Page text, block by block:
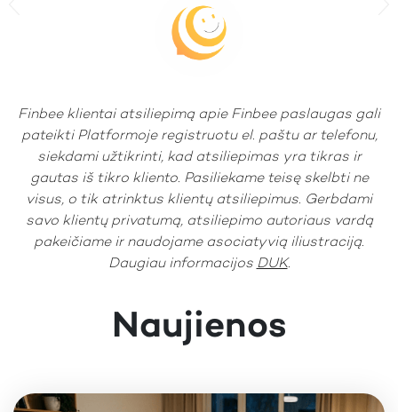
Finbee klientai atsiliepimą apie Finbee paslaugas gali
pateikti Platformoje registruotu el. paštu ar telefonu,
siekdami užtikrinti, kad atsiliepimas yra tikras ir
gautas iš tikro kliento. Pasiliekame teisę skelbti ne
visus, o tik atrinktus klientų atsiliepimus. Gerbdami
savo klientų privatumą, atsiliepimo autoriaus vardą
pakeičiame ir naudojame asociatyvią iliustraciją.
Daugiau informacijos DUK.
Naujienos